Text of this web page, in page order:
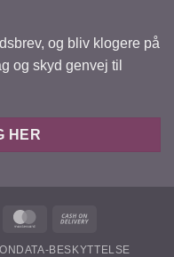
og bliv klogere på
og skyd genvej til
HER
Stripe MasterCard
BESKYTTELSE